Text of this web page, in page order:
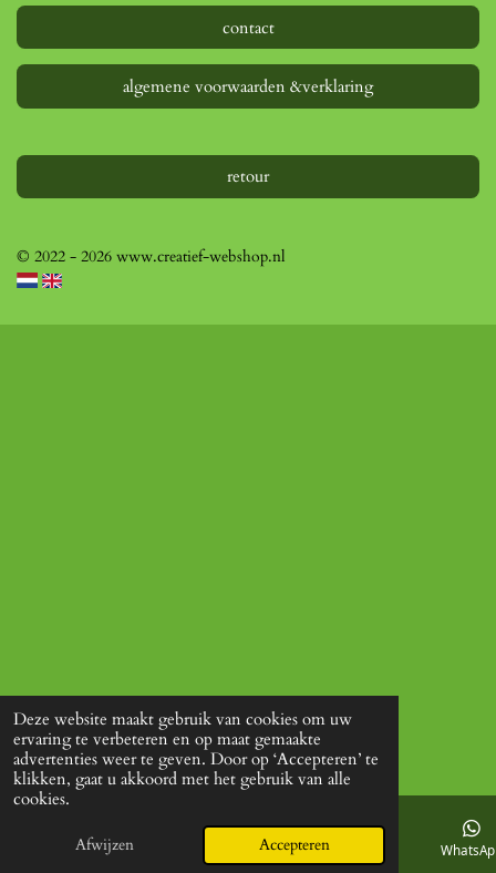
Deze website maakt gebruik van cookies om uw
ervaring te verbeteren en op maat gemaakte
advertenties weer te geven. Door op ‘Accepteren’ te
klikken, gaat u akkoord met het gebruik van alle
cookies.
Afwijzen Accepteren
contact
algemene voorwaarden &verklaring
retour
© 2022 - 2026 www.creatief-webshop.nl
E-mailadres Facebook